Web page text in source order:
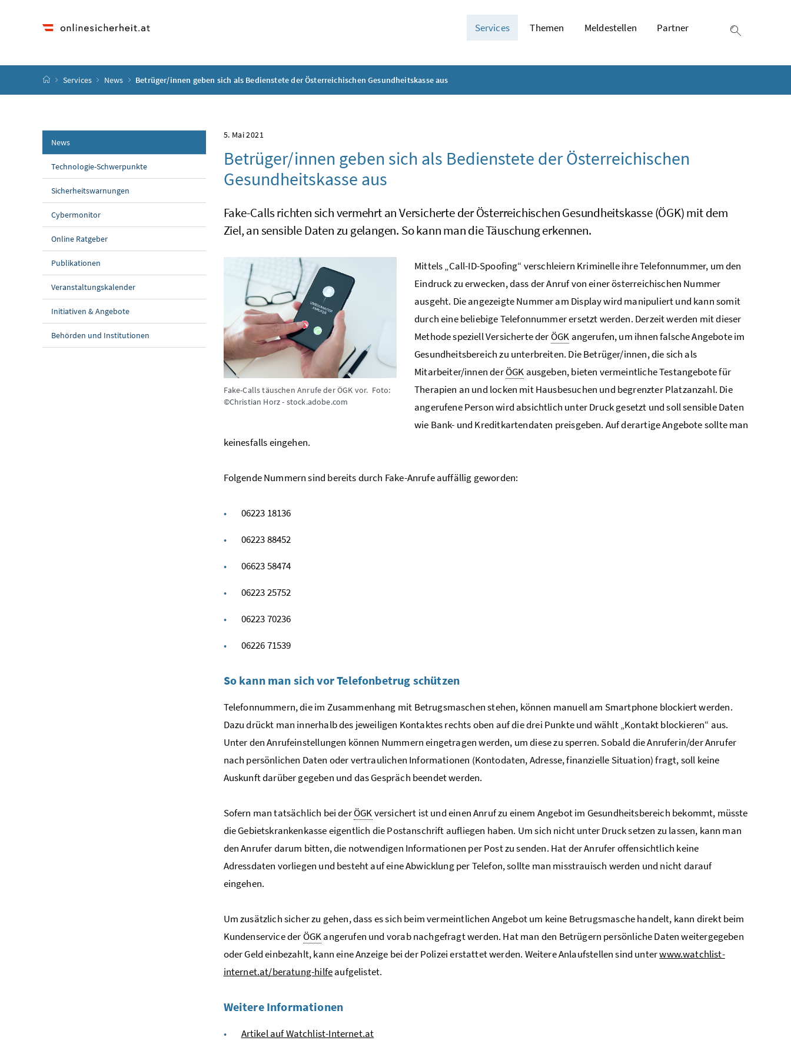
Services Themen Meldestellen Partner
Startseite
Services News Betrüger/innen geben sich als Bedienstete der Österreichischen Gesundheitskasse aus
News
Technologie-Schwerpunkte
Sicherheitswarnungen
Cybermonitor
Online Ratgeber
Publikationen
Veranstaltungskalender
Initiativen & Angebote
Behörden und Institutionen
5. Mai 2021
Betrüger/innen geben sich als Bedienstete der Österreichischen
Gesundheitskasse aus
Fake-Calls richten sich vermehrt an Versicherte der Österreichischen Gesundheitskasse (ÖGK) mit dem
Ziel, an sensible Daten zu gelangen. So kann man die Täuschung erkennen.
Fake-Calls täuschen Anrufe der ÖGK vor. Foto:
©Christian Horz - stock.adobe.com
Mittels „Call-ID-Spoofing“ verschleiern Kriminelle ihre Telefonnummer, um den
Eindruck zu erwecken, dass der Anruf von einer österreichischen Nummer
ausgeht. Die angezeigte Nummer am Display wird manipuliert und kann somit
durch eine beliebige Telefonnummer ersetzt werden. Derzeit werden mit dieser
Methode speziell Versicherte der ÖGK angerufen, um ihnen falsche Angebote im
Gesundheitsbereich zu unterbreiten. Die Betrüger/innen, die sich als
Mitarbeiter/innen derÖGK ausgeben, bieten vermeintliche Testangebote für
Therapien an und locken mit Hausbesuchen und begrenzter Platzanzahl. Die
angerufene Person wird absichtlich unter Druck gesetzt und soll sensible Daten
wie Bank- und Kreditkartendaten preisgeben. Auf derartige Angebote sollte man
keinesfalls eingehen.
Folgende Nummern sind bereits durch Fake-Anrufe auffällig geworden:
06223 18136
06223 88452
06623 58474
06223 25752
06223 70236
06226 71539
So kann man sich vor Telefonbetrug schützen
Telefonnummern, die im Zusammenhang mit Betrugsmaschen stehen, können manuell am Smartphone blockiert werden.
Dazu drückt man innerhalb des jeweiligen Kontaktes rechts oben auf die drei Punkte und wählt „Kontakt blockieren“ aus.
Unter den Anrufeinstellungen können Nummern eingetragen werden, um diese zu sperren. Sobald die Anruferin/der Anrufer
nach persönlichen Daten oder vertraulichen Informationen (Kontodaten, Adresse, finanzielle Situation) fragt, soll keine
Auskunft darüber gegeben und das Gespräch beendet werden.
Sofern man tatsächlich bei derÖGKversichert ist und einen Anruf zu einem Angebot im Gesundheitsbereich bekommt, müsste
die Gebietskrankenkasse eigentlich die Postanschrift aufliegen haben. Um sich nicht unter Druck setzen zu lassen, kann man
den Anrufer darum bitten, die notwendigen Informationen per Post zu senden. Hat der Anrufer offensichtlich keine
Adressdaten vorliegen und besteht auf eine Abwicklung per Telefon, sollte man misstrauisch werden und nicht darauf
eingehen.
Um zusätzlich sicher zu gehen, dass es sich beim vermeintlichen Angebot um keine Betrugsmasche handelt, kann direkt beim
Kundenservice der ÖGKangerufen und vorab nachgefragt werden. Hat man den Betrügern persönliche Daten weitergegeben
oder Geld einbezahlt, kann eine Anzeige bei der Polizei erstattet werden. Weitere Anlaufstellen sind unterwww.watchlist-
internet.at/beratung-hilfeaufgelistet.
Weitere Informationen
Artikel auf Watchlist-Internet.at